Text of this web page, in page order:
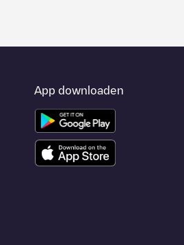
App downloaden